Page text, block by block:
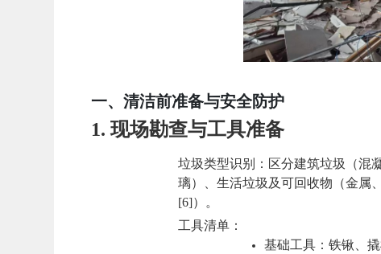
一、清洁前准备与安全防护
1.现场勘查与工具准备
垃圾类型识别
：区分建筑垃圾（混
璃）、生活垃圾及可回收物（金属
[6]）。
工具清单：
基础工具：铁锹、